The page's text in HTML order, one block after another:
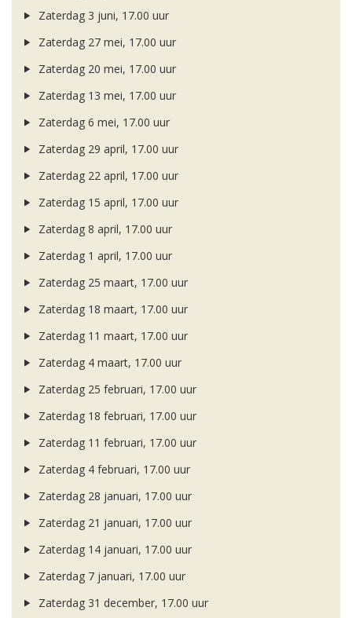
Zaterdag 3 juni, 17.00 uur
Zaterdag 27 mei, 17.00 uur
Zaterdag 20 mei, 17.00 uur
Zaterdag 13 mei, 17.00 uur
Zaterdag 6 mei, 17.00 uur
Zaterdag 29 april, 17.00 uur
Zaterdag 22 april, 17.00 uur
Zaterdag 15 april, 17.00 uur
Zaterdag 8 april, 17.00 uur
Zaterdag 1 april, 17.00 uur
Zaterdag 25 maart, 17.00 uur
Zaterdag 18 maart, 17.00 uur
Zaterdag 11 maart, 17.00 uur
Zaterdag 4 maart, 17.00 uur
Zaterdag 25 februari, 17.00 uur
Zaterdag 18 februari, 17.00 uur
Zaterdag 11 februari, 17.00 uur
Zaterdag 4 februari, 17.00 uur
Zaterdag 28 januari, 17.00 uur
Zaterdag 21 januari, 17.00 uur
Zaterdag 14 januari, 17.00 uur
Zaterdag 7 januari, 17.00 uur
Zaterdag 31 december, 17.00 uur